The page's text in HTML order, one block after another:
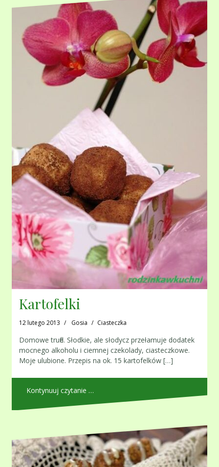
Kartofelki
12 lutego 2013 Gosia Ciasteczka
Domowe trufle. Słodkie, ale słodycz przełamuje dodatek
mocnego alkoholu i ciemnej czekolady, ciasteczkowe.
Moje ulubione. Przepis na ok. 15 kartofelków […]
Kontynuuj czytanie …